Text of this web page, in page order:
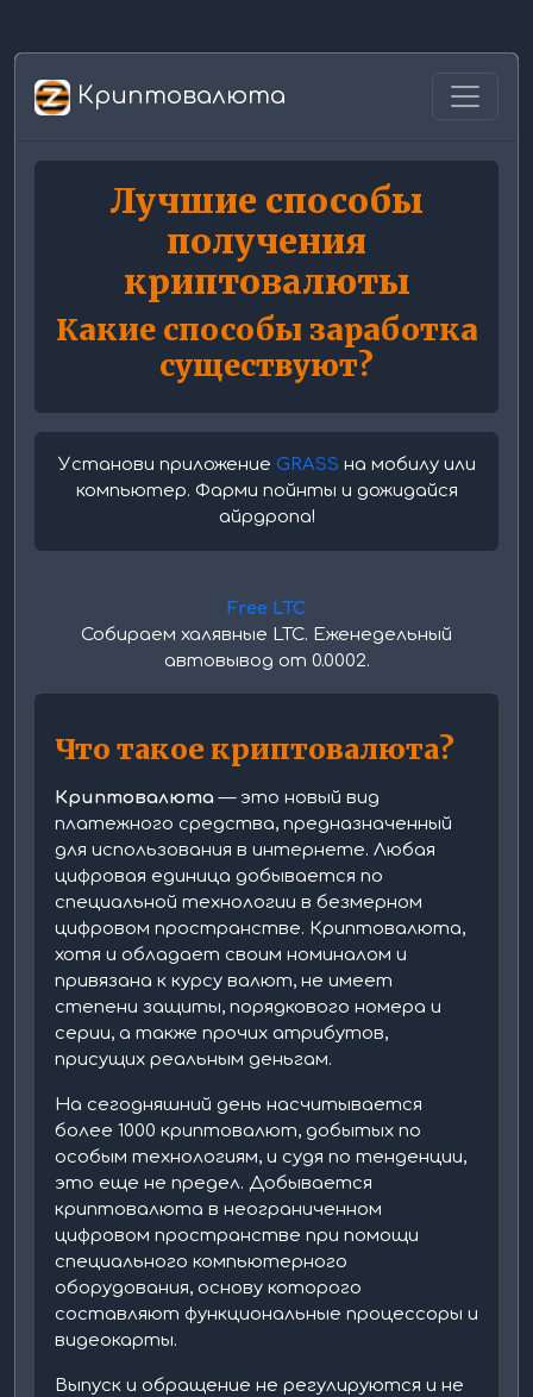
Криптовалюта
Лучшие способы
получения
криптовалюты
Какие способы заработка
существуют?
Установи приложение GRASS на мобилу или
компьютер. Фарми пойнты и дожидайся
айрдропа!
Free LTC
Собираем халявные LTC. Еженедельный
автовывод от 0.0002.
Что такое криптовалюта?
Криптовалюта— это новый вид
платежного средства, предназначенный
для использования в интернете. Любая
цифровая единица добывается по
специальной технологии в безмерном
цифровом пространстве. Криптовалюта,
хотя и обладает своим номиналом и
привязана к курсу валют, не имеет
степени защиты, порядкового номера и
серии, а также прочих атрибутов,
присущих реальным деньгам.
На сегодняшний день насчитывается
более 1000 криптовалют, добытых по
особым технологиям, и судя по тенденции,
это еще не предел. Добывается
криптовалюта в неограниченном
цифровом пространстве при помощи
специального компьютерного
оборудования, основу которого
составляют функциональные процессоры и
видеокарты.
Выпуск и обращение не регулируются и не